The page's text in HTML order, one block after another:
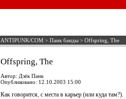
ANTIPUNK/COM > Панк банды > Offspring, The
Offspring, The
Автор: Дзёк Панк
Опубликовано: 12.10.2003 15:00
Как говорится, с места в карьер (или куда там?).